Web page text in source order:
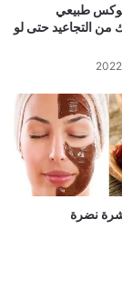
طبيعي
التجاعيد حتى لو
نضرة